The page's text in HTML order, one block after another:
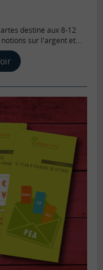
destiné aux 8-12
sur l'argent et